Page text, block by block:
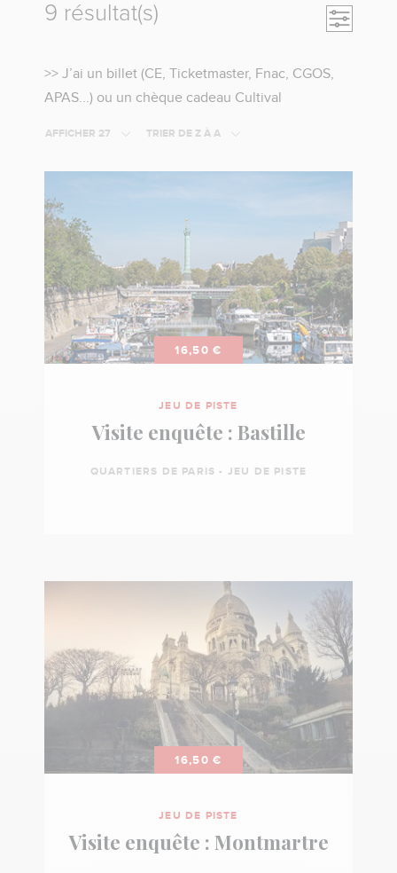
9 résultat(s) Ouvrir la
>>
Cliquez
vous
avez
un
billet
(CE,
Tickemaster,
Fnac,
CGOS,
APAS...)
>> J’ai un billet (CE, Ticketmaster, Fnac, CGOS,
APAS...) ou un chèque cadeau Cultival
TRIER DE Z À A
AFFICHER 27
16,50 €
JEU DE PISTE
Visite enquête : Bastille
QUARTIERS DE PARIS - JEU DE PISTE
16,50 €
JEU DE PISTE
Visite enquête : Montmartre